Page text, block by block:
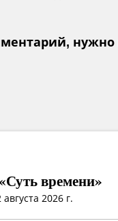
нужно
времени»
2026 г.